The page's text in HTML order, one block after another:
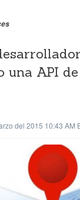
una API
del 2015 10:43 AM